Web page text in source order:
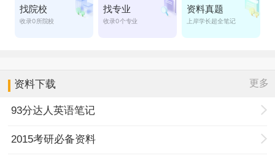
资料下载 更多
93分达人英语笔记
2015考研必备资料